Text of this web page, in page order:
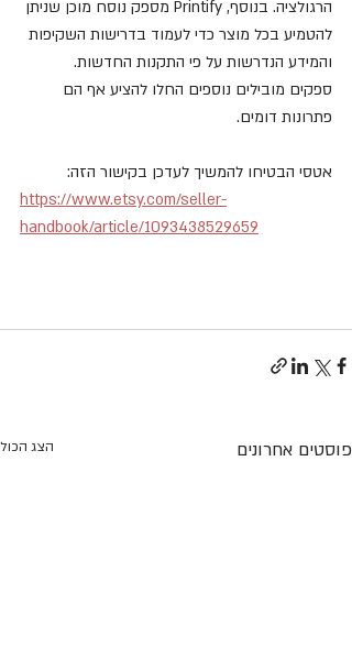
הרגולציה. בנוסף, Printify מספק נוסח מוכן שניתן
להטמיע בכל מוצר כדי לעמוד בדרישות השקיפות
והמידע הנדרשות על פי התקנות החדשות.
ספקים מובילים נוספים החלו להציע אף הם
פתרונות דומים.
אטסי הבטיחו להמשיך לעדכן בקישור הזה:
https://www.etsy.com/seller-
handbook/article/1093438529659
פוסטים אחרונים הצג הכול